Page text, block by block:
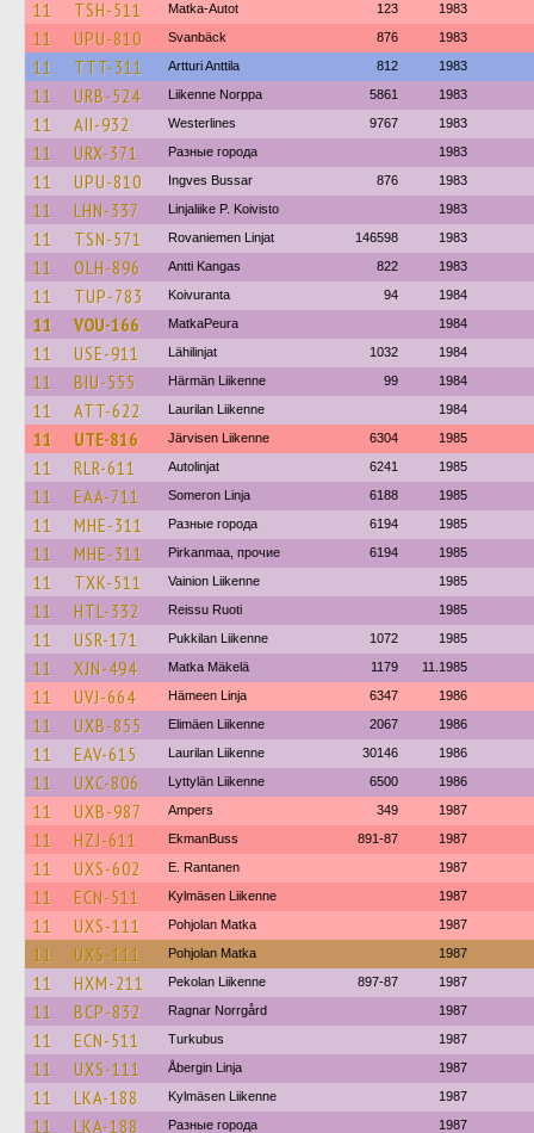
11 TSH-511 Matka-Autot 123 1983
11 UPU-810 Svanbäck 876 1983
11 TTT-311 Artturi Anttila 812 1983
11 URB-524 Liikenne Norppa 5861 1983
11 AII-932 Westerlines 9767 1983
11 URX-371 Разные города 1983
11 UPU-810 Ingves Bussar 876 1983
11 LHN-337 Linjaliike P. Koivisto 1983
11 TSN-571 Rovaniemen Linjat 146598 1983
11 OLH-896 Antti Kangas 822 1983
11 TUP-783 Koivuranta 94 1984
11 VOU-166 MatkaPeura 1984
11 USE-911 Lähilinjat 1032 1984
11 BIU-555 Härmän Liikenne 99 1984
11 ATT-622 Laurilan Liikenne 1984
11 UTE-816 Järvisen Liikenne 6304 1985
11 RLR-611 Autolinjat 6241 1985
11 EAA-711 Someron Linja 6188 1985
11 MHE-311 Разные города 6194 1985
11 MHE-311 Pirkanmaa, прочие 6194 1985
11 TXK-511 Vainion Liikenne 1985
11 HTL-332 Reissu Ruoti 1985
11 USR-171 Pukkilan Liikenne 1072 1985
11 XJN-494 Matka Mäkelä 1179 11.1985
11 UVJ-664 Hämeen Linja 6347 1986
11 UXB-855 Elimäen Liikenne 2067 1986
11 EAV-615 Laurilan Liikenne 30146 1986
11 UXC-806 Lyttylän Liikenne 6500 1986
11 UXB-987 Ampers 349 1987
11 HZJ-611 EkmanBuss 891-87 1987
11 UXS-602 E. Rantanen 1987
11 ECN-511 Kylmäsen Liikenne 1987
11 UXS-111 Pohjolan Matka 1987
11 UXS-111 Pohjolan Matka 1987
11 HXM-211 Pekolan Liikenne 897-87 1987
11 BCP-832 Ragnar Norrgård 1987
11 ECN-511 Turkubus 1987
11 UXS-111 Åbergin Linja 1987
11 LKA-188 Kylmäsen Liikenne 1987
11 LKA-188 Разные города 1987